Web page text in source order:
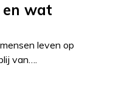
en wat
leven op
van….